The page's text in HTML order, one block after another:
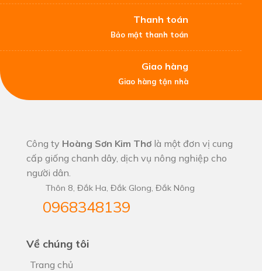
Thanh toán
Bảo mật thanh toán
Giao hàng
Giao hàng tận nhà
Công ty Hoàng Sơn Kim Thơ là một đơn vị cung
cấp giống chanh dây, dịch vụ nông nghiệp cho
người dân.
Thôn 8, Đắk Ha, Đắk Glong, Đắk Nông
0968348139
Về chúng tôi
Trang chủ